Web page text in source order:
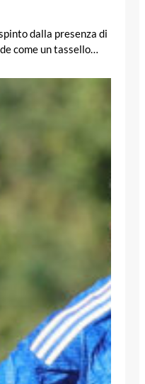
dalla presenza di
come un tassello…